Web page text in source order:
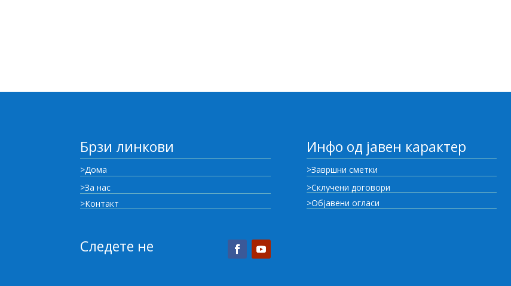
Брзи линкови
>Дома
>За нас
>Контакт
Следете не
Инфо од јавен карактер
>Завршни сметки
>Склучени договори
>Објавени огласи